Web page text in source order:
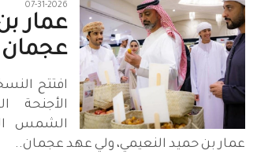
07-31-2026
عمار
عجمان
الأجنحة
الشمس
عمار بن حميد النعيمي، ولي عهد عجمان..